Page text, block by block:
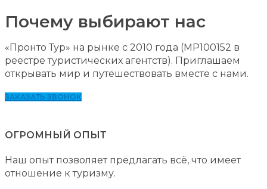
Почему выбирают нас
«Пронто Тур» на рынке с 2010 года (MP100152 в
реестре туристических агентств). Приглашаем
открывать мир и путешествовать вместе с нами.
ЗАКАЗАТЬ ЗВОНОК
ОГРОМНЫЙ ОПЫТ
Наш опыт позволяет предлагать всё, что имеет
отношение к туризму.